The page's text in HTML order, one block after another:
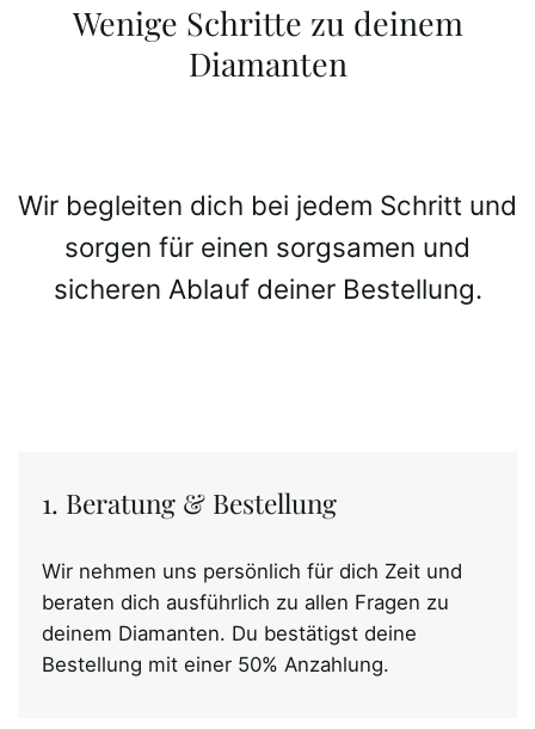
Wenige Schritte zu deinem
Diamanten
Wir begleiten dich bei jedem Schritt und
sorgen für einen sorgsamen und
sicheren Ablauf deiner Bestellung.
1. Beratung & Bestellung
Wir nehmen uns persönlich für dich Zeit und
beraten dich ausführlich zu allen Fragen zu
deinem Diamanten. Du bestätigst deine
Bestellung mit einer 50% Anzahlung.